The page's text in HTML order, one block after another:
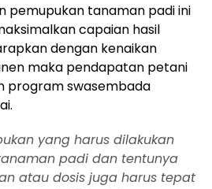
pemupukan tanaman padi ini
capaian hasil
dengan kenaikan
maka pendapatan petani
program swasembada
yang harus dilakukan
padi dan tentunya
atau dosis juga harus tepat